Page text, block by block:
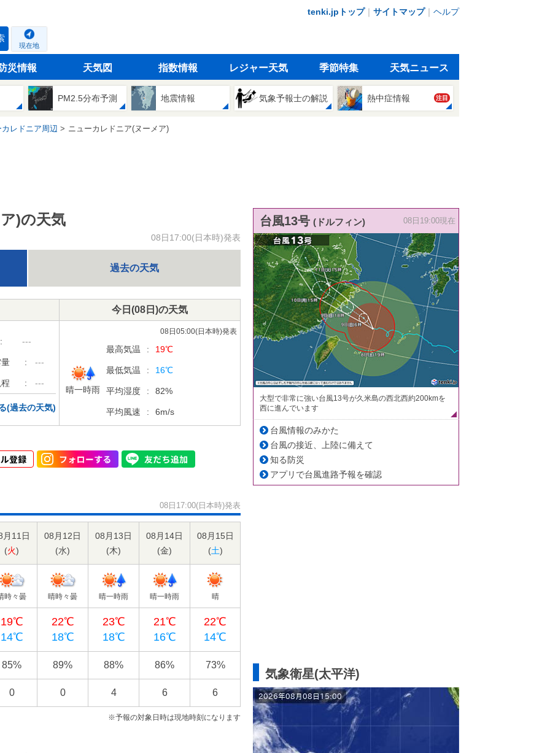
tenki.jpトップ｜ サイトマップ｜ ヘルプ
現在地
災情報 天気図 指数情報 レジャー天気 季節特集 天気ニュース
PM2.5分布予測 地震情報 気象予報士の解説 熱中症情報 注目
レドニア周辺 ニューカレドニア(ヌーメア)
)の天気
08日17:00(日本時)発表
過去の天気
今日 (08日)の天気
: ---
: ---
: ---
(過去の天気)
08日05:00(日本時)発表
晴一時雨
最高気温 : 19℃
最低気温 : 16℃
平均湿度 : 82%
平均風速 : 6m/s
08日17:00(日本時)発表
月11日
(火)
08月12日
(水)
08月13日
(木)
08月14日
(金)
08月15日
(土)
時々曇 晴時々曇 晴一時雨 晴一時雨 晴
19℃
14℃
22℃
18℃
23℃
18℃
21℃
16℃
22℃
14℃
85% 89% 88% 86% 73%
0 0 4 6 6
※予報の対象日時は現地時刻になります
台風13号 (ドルフィン) 08日19:00現在
大型で非常に強い台風13号が久米島の西北西約200kmを
西に進んでいます
台風情報のみかた
台風の接近、上陸に備えて
知る防災
アプリで台風進路予報を確認
気象衛星(太平洋)